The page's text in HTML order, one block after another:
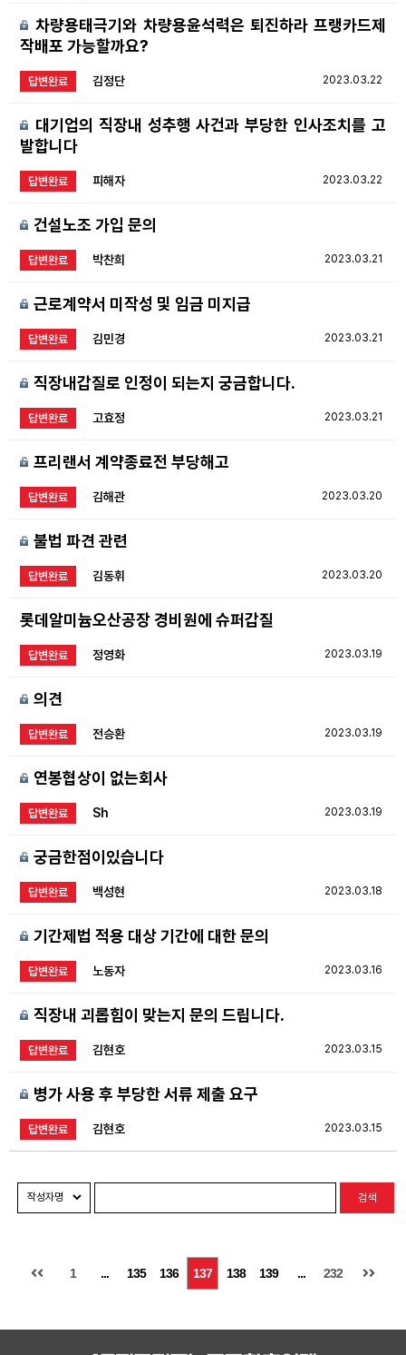
차량용태극기와 차량용윤석력은 퇴진하라 프랭카드제
작배포 가능할까요?
답변완료 2023.03.22
김정단
대기업의 직장내 성추행 사건과 부당한 인사조치를 고
발합니다
답변완료 2023.03.22
피해자
건설노조 가입 문의
답변완료 2023.03.21
박찬희
근로계약서 미작성 및 임금 미지급
답변완료 2023.03.21
김민경
직장내갑질로 인정이 되는지 궁금합니다.
답변완료 2023.03.21
고효정
프리랜서 계약종료전 부당해고
답변완료 2023.03.20
김해관
불법 파견 관련
답변완료 2023.03.20
김동휘
롯데알미늄오산공장 경비원에 슈퍼갑질
답변완료 2023.03.19
정영화
의견
답변완료 2023.03.19
전승환
연봉협상이 없는회사
답변완료 2023.03.19
Sh
궁금한점이있습니다
답변완료 2023.03.18
백성현
기간제법 적용 대상 기간에 대한 문의
답변완료 2023.03.16
노동자
직장내 괴롭힘이 맞는지 문의 드립니다.
답변완료 2023.03.15
김현호
병가 사용 후 부당한 서류 제출 요구
답변완료 2023.03.15
김현호
검색
1 ... 135 136 137 138 139 ... 232